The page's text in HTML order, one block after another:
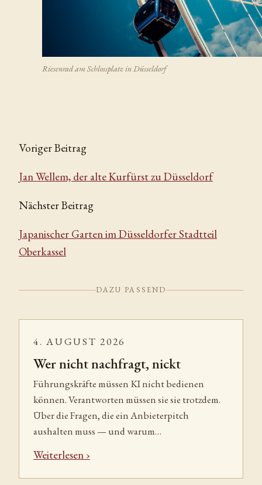
Riesenrad am Schlossplatz in Düsseldorf
Voriger Beitrag
Jan Wellem, der alte Kurfürst zu Düsseldorf
Nächster Beitrag
Japanischer Garten im Düsseldorfer Stadtteil
Oberkassel
DAZU PASSEND
4. AUGUST 2026
Wer nicht nachfragt, nickt
Führungskräfte müssen KI nicht bedienen
können. Verantworten müssen sie sie trotzdem.
Über die Fragen, die ein Anbieterpitch
aushalten muss — und warum…
Weiterlesen